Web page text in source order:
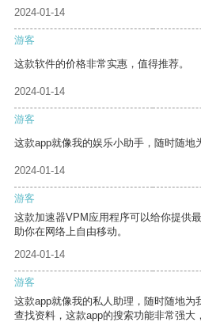
2024-01-14
游客
这款软件的价格非常实惠，值得推荐。
2024-01-14
游客
这款app就像我的娱乐小助手，随时随地
2024-01-14
游客
这款加速器VPM应用程序可以给你提供
助你在网络上自由移动。
2024-01-14
游客
这款app就像我的私人助理，随时随地为
查找资料，这款app的搜索功能非常强大